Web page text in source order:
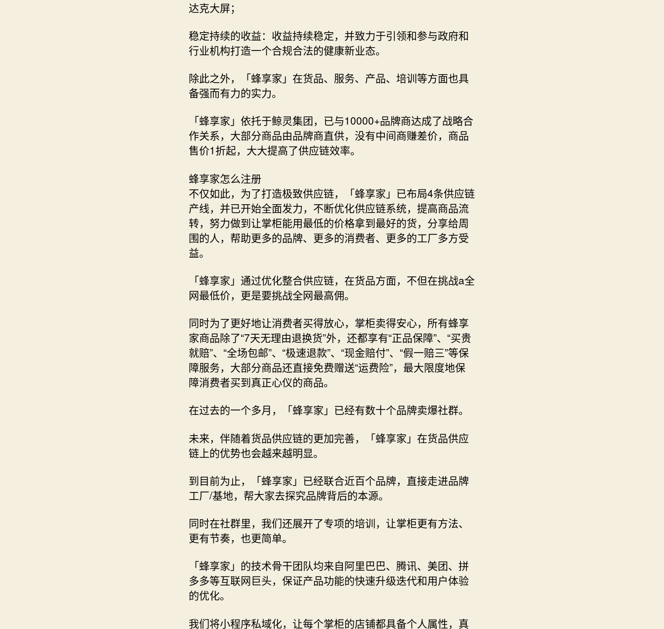
达克大屏；
稳定持续的收益：收益持续稳定，并致力于引领和参与政府和
行业机构打造一个合规合法的健康新业态。
除此之外，「蜂享家」在货品、服务、产品、培训等方面也具
备强而有力的实力。
「蜂享家」依托于鲸灵集团，已与10000+品牌商达成了战略合
作关系，大部分商品由品牌商直供，没有中间商赚差价，商品
售价1折起，大大提高了供应链效率。
蜂享家怎么注册
不仅如此，为了打造极致供应链，「蜂享家」已布局4条供应链
产线，并已开始全面发力，不断优化供应链系统，提高商品流
转，努力做到让掌柜能用最低的价格拿到最好的货，分享给周
围的人，帮助更多的品牌、更多的消费者、更多的工厂多方受
益。
「蜂享家」通过优化整合供应链，在货品方面，不但在挑战a全
网最低价，更是要挑战全网最高佣。
同时为了更好地让消费者买得放心，掌柜卖得安心，所有蜂享
家商品除了“7天无理由退换货”外，还都享有“正品保障”、“买贵
就赔”、“全场包邮”、“极速退款”、“现金赔付”、“假一赔三”等保
障服务，大部分商品还直接免费赠送“运费险”，最大限度地保
障消费者买到真正心仪的商品。
在过去的一个多月，「蜂享家」已经有数十个品牌卖爆社群。
未来，伴随着货品供应链的更加完善，「蜂享家」在货品供应
链上的优势也会越来越明显。
到目前为止，「蜂享家」已经联合近百个品牌，直接走进品牌
工厂/基地，帮大家去探究品牌背后的本源。
同时在社群里，我们还展开了专项的培训，让掌柜更有方法、
更有节奏，也更简单。
「蜂享家」的技术骨干团队均来自阿里巴巴、腾讯、美团、拼
多多等互联网巨头，保证产品功能的快速升级迭代和用户体验
的优化。
我们将小程序私域化，让每个掌柜的店铺都具备个人属性，真